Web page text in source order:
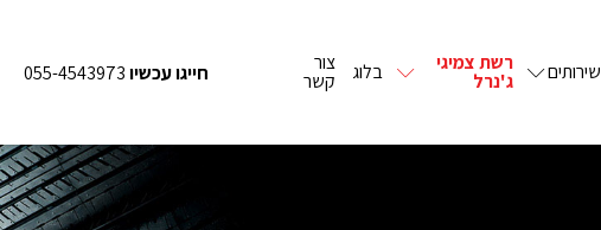
שירותים רשת צמיגי
ג'נרל בלוג צור
קשר חייגו עכשיו055-4543973